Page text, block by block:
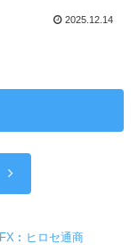
2025.12.14
次
FX︰ヒロセ通商